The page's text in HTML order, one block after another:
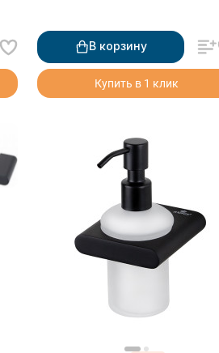
В корзину
Купить в 1 клик